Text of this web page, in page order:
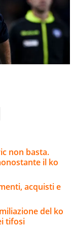
non basta.
il ko
acquisti e
del ko
tifosi